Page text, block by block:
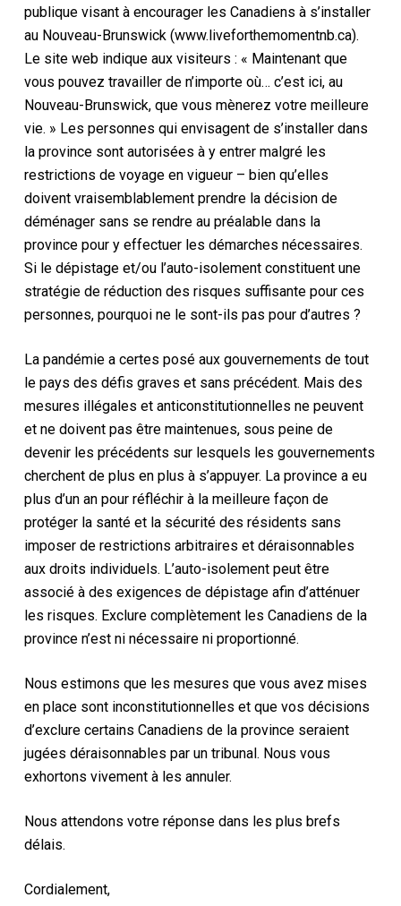
publique visant à encourager les Canadiens à s’installer
au Nouveau-Brunswick (www.liveforthemomentnb.ca).
Le site web indique aux visiteurs : « Maintenant que
vous pouvez travailler de n’importe où… c’est ici, au
Nouveau-Brunswick, que vous mènerez votre meilleure
vie. » Les personnes qui envisagent de s’installer dans
la province sont autorisées à y entrer malgré les
restrictions de voyage en vigueur – bien qu’elles
doivent vraisemblablement prendre la décision de
déménager sans se rendre au préalable dans la
province pour y effectuer les démarches nécessaires.
Si le dépistage et/ou l’auto-isolement constituent une
stratégie de réduction des risques suffisante pour ces
personnes, pourquoi ne le sont-ils pas pour d’autres ?
La pandémie a certes posé aux gouvernements de tout
le pays des défis graves et sans précédent. Mais des
mesures illégales et anticonstitutionnelles ne peuvent
et ne doivent pas être maintenues, sous peine de
devenir les précédents sur lesquels les gouvernements
cherchent de plus en plus à s’appuyer. La province a eu
plus d’un an pour réfléchir à la meilleure façon de
protéger la santé et la sécurité des résidents sans
imposer de restrictions arbitraires et déraisonnables
aux droits individuels. L’auto-isolement peut être
associé à des exigences de dépistage afin d’atténuer
les risques. Exclure complètement les Canadiens de la
province n’est ni nécessaire ni proportionné.
Nous estimons que les mesures que vous avez mises
en place sont inconstitutionnelles et que vos décisions
d’exclure certains Canadiens de la province seraient
jugées déraisonnables par un tribunal. Nous vous
exhortons vivement à les annuler.
Nous attendons votre réponse dans les plus brefs
délais.
Cordialement,